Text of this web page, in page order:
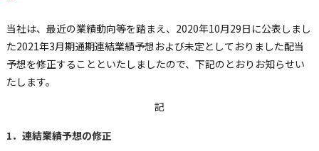
当社は、最近の業績動向等を踏まえ、2020年10月29日に公表しまし
た2021年3月期通期連結業績予想および未定としておりました配当
予想を修正することといたしましたので、下記のとおりお知らせい
たします。
記
1．連結業績予想の修正